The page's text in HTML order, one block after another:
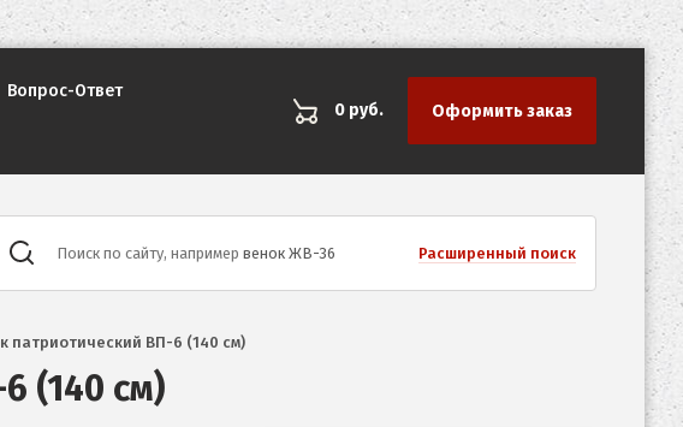
Вопрос-Ответ
0 руб. Оформить заказ
Поиск по сайту, например венок ЖВ-36 Расширенный поиск
патриотический ВП-6 (140 см)
(140 см)